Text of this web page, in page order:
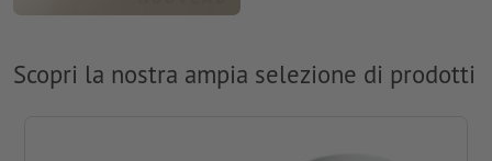
Scopri la nostra ampia selezione di prodotti